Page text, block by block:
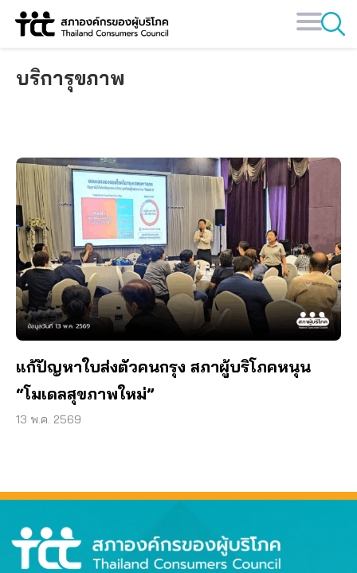
Skip
บริการุขภาพ
แก้ปัญหาใบส่งตัวคนกรุง สภาผู้บริโภคหนุน
“โมเดลสุขภาพใหม่”
13 พ.ค. 2569